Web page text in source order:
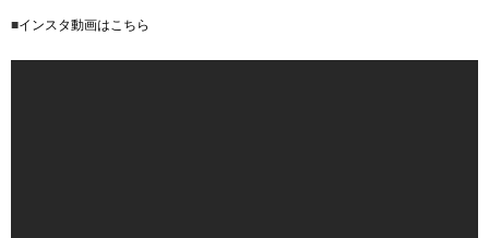
■インスタ動画はこちら